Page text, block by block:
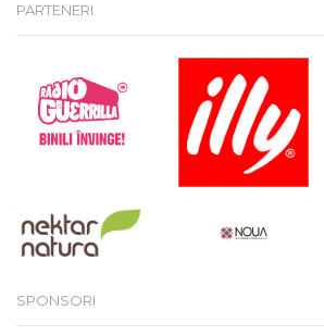
PARTENERI
SPONSORI